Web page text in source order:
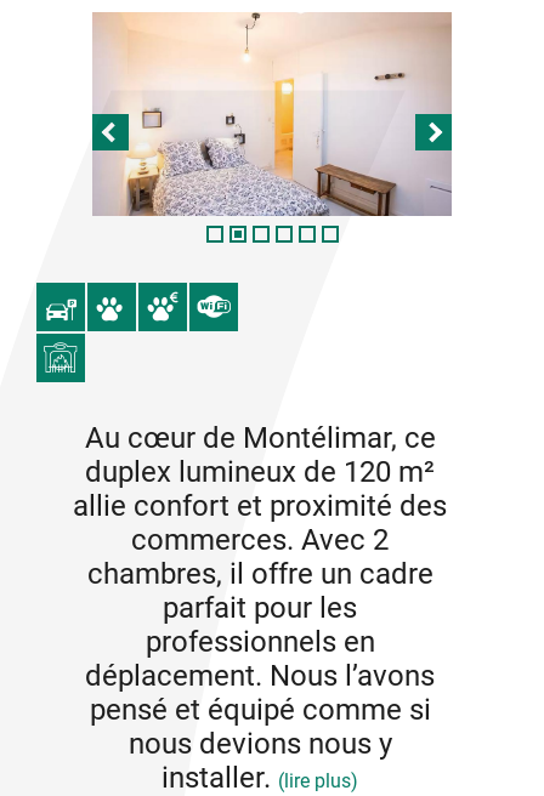
Au cœur de Montélimar, ce
duplex lumineux de 120 m²
allie confort et proximité des
commerces. Avec 2
chambres, il offre un cadre
parfait pour les
professionnels en
déplacement. Nous l’avons
pensé et équipé comme si
nous devions nous y
installer. (lire plus)